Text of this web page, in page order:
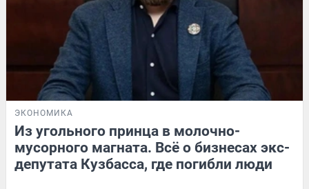
ЭКОНОМИКА
Из угольного принца в молочно-
мусорного магната. Всё о бизнесах экс-
депутата Кузбасса, где погибли люди